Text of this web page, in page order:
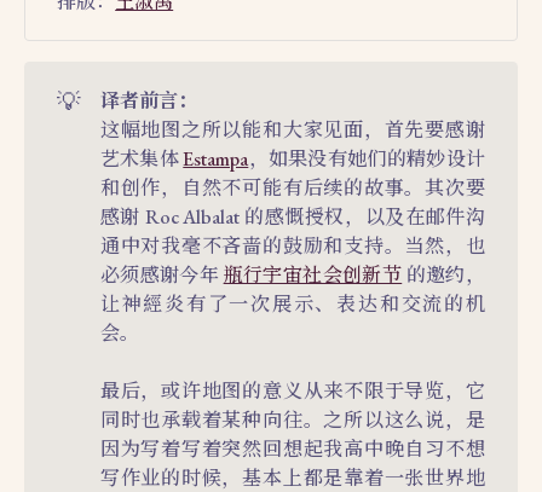
💡
译者前言：
这幅地图之所以能和大家见面，首先要感谢
艺术集体Estampa，如果没有她们的精妙设计
和创作，自然不可能有后续的故事。其次要
感谢 Roc Albalat 的感慨授权，以及在邮件沟
通中对我毫不吝啬的鼓励和支持。当然，也
必须感谢今年 瓶行宇宙社会创新节 的邀约，
让神經炎有了一次展示、表达和交流的机
会。
最后，或许地图的意义从来不限于导览，它
同时也承载着某种向往。之所以这么说，是
因为写着写着突然回想起我高中晚自习不想
写作业的时候，基本上都是靠着一张世界地